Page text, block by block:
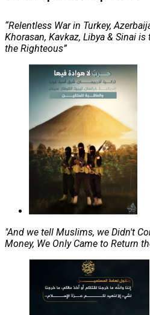
“Relentless War in Turkey,
Khorasan, Kavkaz, Libya & Sinai
the Righteous”
"And we tell Muslims, we Didn't
Money, We Only Came to Return